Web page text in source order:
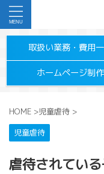
取扱い業務・費用
ホームページ制作
HOME >児童虐待 >
児童虐待
虐待されてい